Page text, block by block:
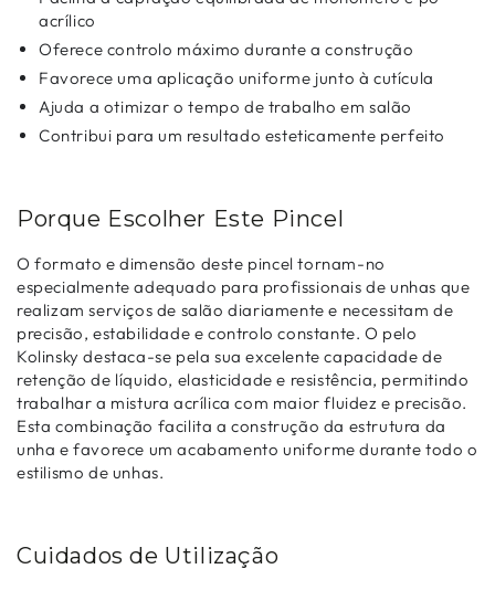
acrílico
Oferece controlo máximo durante a construção
Favorece uma aplicação uniforme junto à cutícula
Ajuda a otimizar o tempo de trabalho em salão
Contribui para um resultado esteticamente perfeito
Porque Escolher Este Pincel
O formato e dimensão deste pincel tornam-no
especialmente adequado para profissionais de unhas que
realizam serviços de salão diariamente e necessitam de
precisão, estabilidade e controlo constante. O pelo
Kolinsky destaca-se pela sua excelente capacidade de
retenção de líquido, elasticidade e resistência, permitindo
trabalhar a mistura acrílica com maior fluidez e precisão.
Esta combinação facilita a construção da estrutura da
unha e favorece um acabamento uniforme durante todo o
estilismo de unhas.
Cuidados de Utilização